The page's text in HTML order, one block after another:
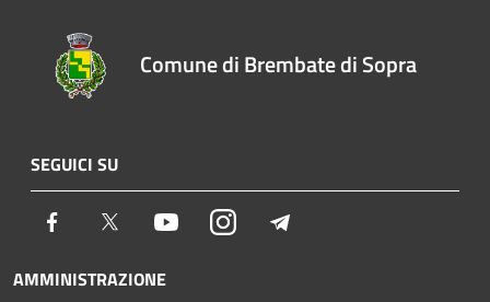
Comune di Brembate di Sopra
SEGUICI SU
Facebook Twitter YoutubeInstagram
AMMINISTRAZIONE